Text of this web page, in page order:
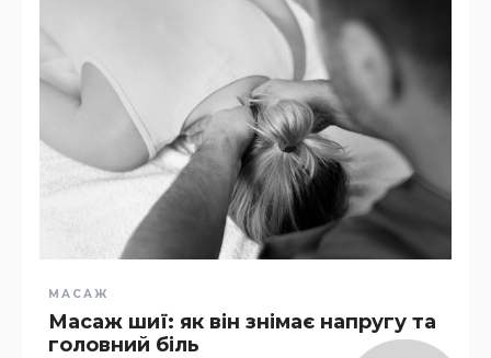
МАСАЖ
Масаж шиї: як він знімає напругу та
головний біль